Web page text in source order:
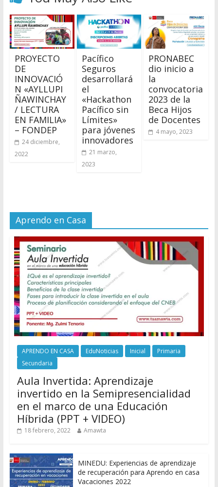
PROYECTO
DE
INNOVACIÓ
N «AYLLUPI
ÑAWINCHAY
/ LECTURA
EN FAMILIA»
– FONDEP
24 diciembre,
2022
Pacífico
Seguros
desarrollará
el
«Hackathon
Pacífico sin
Límites»
para jóvenes
innovadores
21 marzo,
2023
PRONABEC
dio inicio a
la
convocatoria
2023 de la
Beca Hijos
de Docentes
4 mayo, 2023
Aprendo en Casa
APRENDO EN CASA EduNoticias Inicial
Primaria
Secundaria
Aula Invertida: Aprendizaje
invertido en la Semipresencialidad
en el marco de una Educación
Híbrida (PPT + VIDEO)
18 febrero, 2022 Amawta
MINEDU: Experiencias de aprendizaje
de recuperación para Aprendo en casa
Vacaciones 2022